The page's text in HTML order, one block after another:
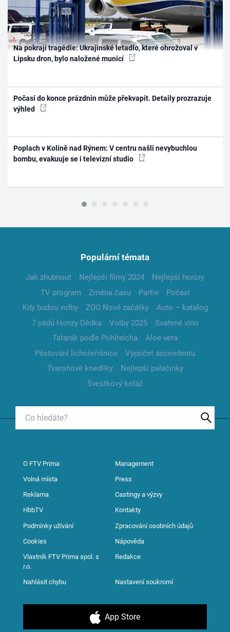
Na pokraji tragédie: Ukrajinské letadlo, které ohrožoval v
Lipsku dron, bylo naložené municí
Počasí do konce prázdnin může překvapit. Detaily prozrazuje
výhled
Poplach v Kolíně nad Rýnem: V centru našli nevybuchlou
bombu, evakuuje se i televizní studio
Populární témata
Jak zhubnout Nejlepší filmy 2024
Nejlepší horory
TV program
Změna času Partie
Počasí
Kdy budou volby
ZOO Nové začátky
Auto – katalog
7 pádů Honzy Dědka
Volby 2025
Svařené víno
Tatarák podle Pohlreicha
Aloe vera
Pěstování lichořeřišnice
Výpočet ascendentu
Tvarohové knedlíky
Nejlepší palačinky
Švestkový koláč
O FTV Prima Management
Volná místa Press
Reklama Castingy a výzvy
HbbTV Kontakty
Podmínky užívání Zpracování osobních údajů
Cookies Nápověda
Vlastník FTV Prima spol. s
r.o.
Redakce
Nahlásit chybu Nastavení soukromí
App Store